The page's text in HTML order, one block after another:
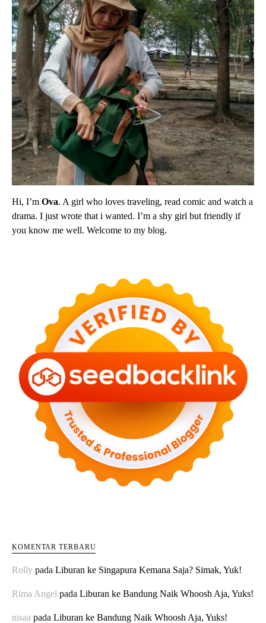
Hi, I’m Ova. A girl who loves traveling, read comic and watch a
drama. I just wrote that i wanted. I’m a shy girl but friendly if
you know me well. Welcome to my blog.
KOMENTAR TERBARU
Rolly pada Liburan ke Singapura Kemana Saja? Simak, Yuk!
Rima Angel pada Liburan ke Bandung Naik Whoosh Aja, Yuks!
nisaa pada Liburan ke Bandung Naik Whoosh Aja, Yuks!